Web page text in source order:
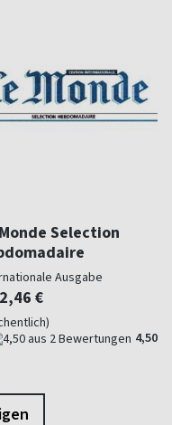
Selection
Ausgabe
€
4,50